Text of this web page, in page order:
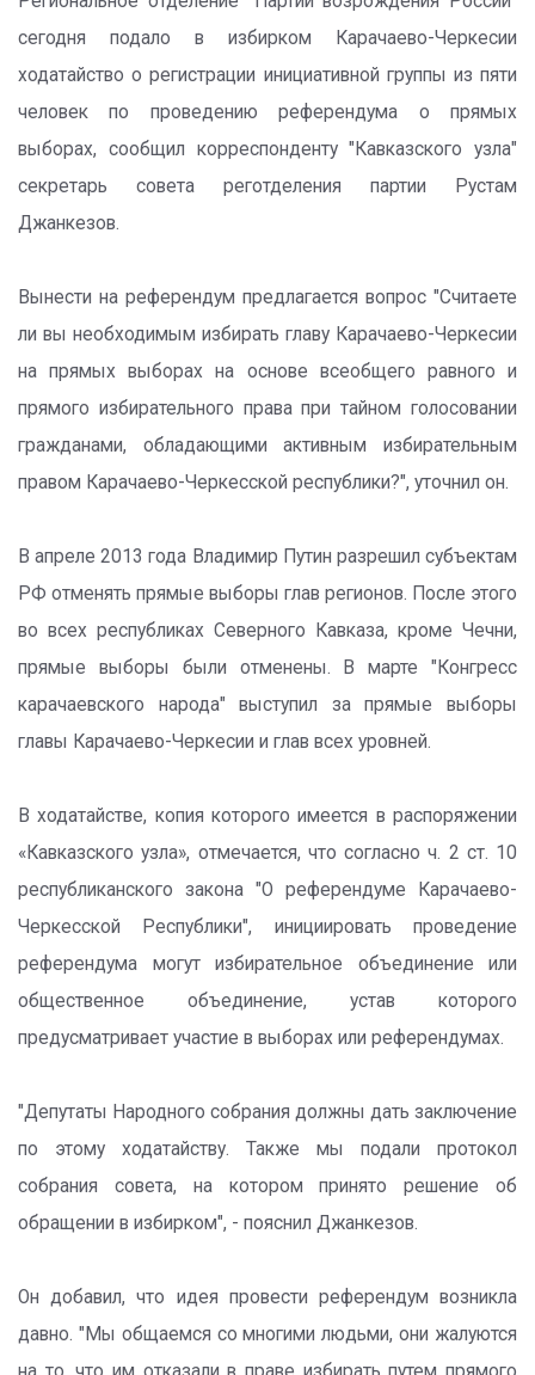
сегодня подало в избирком Карачаево-Черкесии
ходатайство о регистрации инициативной группы из пяти
человек по проведению референдума о прямых
выборах, сообщил корреспонденту "Кавказского узла"
секретарь совета реготделения партии Рустам
Джанкезов.
Вынести на референдум предлагается вопрос "Считаете
ли вы необходимым избирать главу Карачаево-Черкесии
на прямых выборах на основе всеобщего равного и
прямого избирательного права при тайном голосовании
гражданами, обладающими активным избирательным
правом Карачаево-Черкесской республики?", уточнил он.
В апреле 2013 года Владимир Путин разрешил субъектам
РФ отменять прямые выборы глав регионов. После этого
во всех республиках Северного Кавказа, кроме Чечни,
прямые выборы были отменены. В марте "Конгресс
карачаевского народа" выступил за прямые выборы
главы Карачаево-Черкесии и глав всех уровней.
В ходатайстве, копия которого имеется в распоряжении
«Кавказского узла», отмечается, что согласно ч. 2 ст. 10
республиканского закона "О референдуме Карачаево-
Черкесской Республики", инициировать проведение
референдума могут избирательное объединение или
общественное объединение, устав которого
предусматривает участие в выборах или референдумах.
"Депутаты Народного собрания должны дать заключение
по этому ходатайству. Также мы подали протокол
собрания совета, на котором принято решение об
обращении в избирком", - пояснил Джанкезов.
Он добавил, что идея провести референдум возникла
давно. "Мы общаемся со многими людьми, они жалуются